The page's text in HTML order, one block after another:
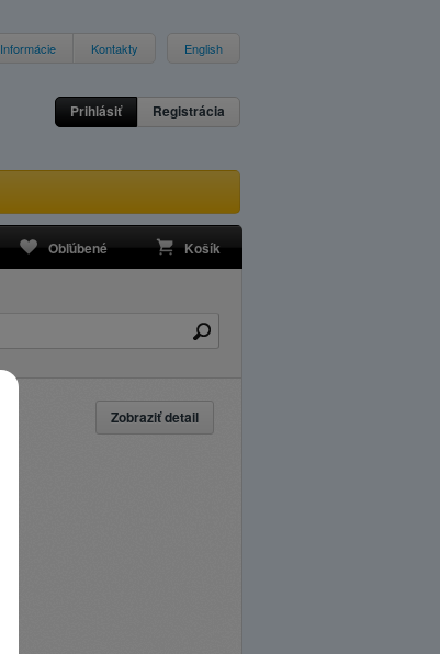
Informácie Kontakty English
Prihlásiť Registrácia
Obľúbené Košík
Zobraziť detail